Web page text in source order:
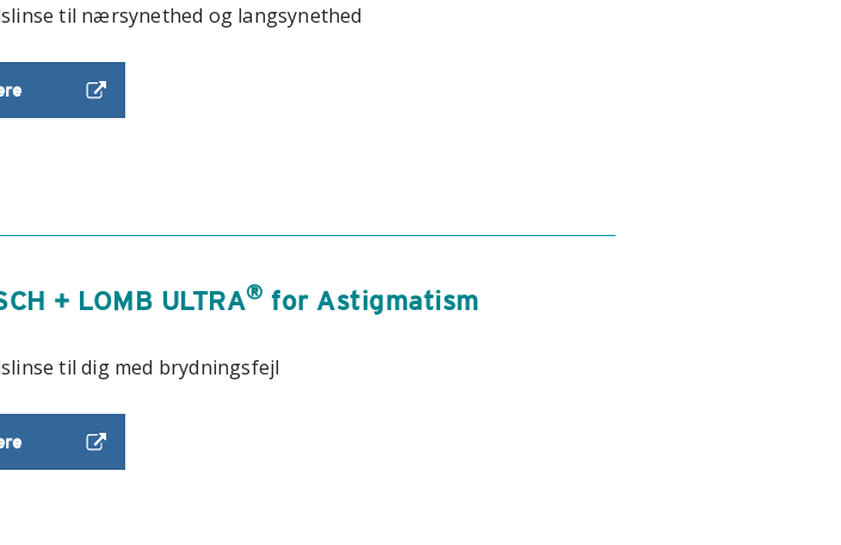
til nærsynethed og langsynethed
+ LOMB ULTRA® for Astigmatism
til dig med brydningsfejl